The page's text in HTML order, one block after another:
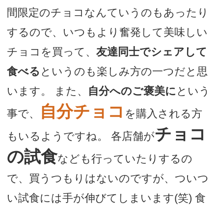
間限定のチョコなんていうのもあったり
するので、いつもより奮発して美味しい
チョコを買って、 友達同士でシェアして
食べる というのも楽しみ方の一つだと思
います。 また、
自分へのご褒美に という
事で、
自分チョコ を購入される方
もいるようですね。 各店舗がチョコ
の試食なども行っていたりするの
で、買うつもりはないのですが、ついつ
い試食には手が伸びてしまいます(笑) 食